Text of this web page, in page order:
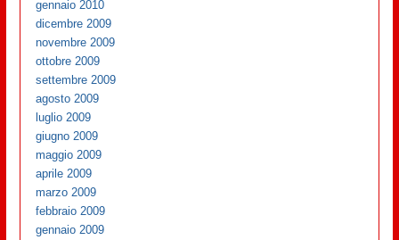
gennaio 2010
dicembre 2009
novembre 2009
ottobre 2009
settembre 2009
agosto 2009
luglio 2009
giugno 2009
maggio 2009
aprile 2009
marzo 2009
febbraio 2009
gennaio 2009